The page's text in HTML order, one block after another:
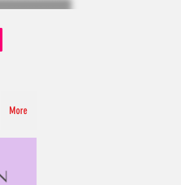
More